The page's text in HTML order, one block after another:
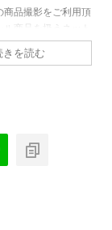
ビスをやっていると
いのが、撮影料金、
渉になるシーンで
場合、撮影対象とな
いても、稀に常套文
られる言葉が、
きを読む